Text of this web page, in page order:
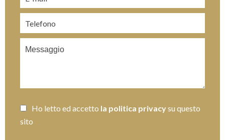
Ho letto ed accetto la politica privacysu questo
sito